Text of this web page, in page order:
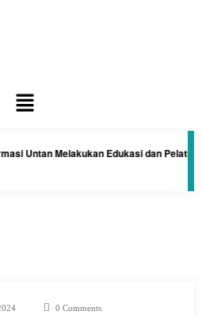
Melakukan Edukasi dan Pelatihan
0 Comments